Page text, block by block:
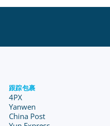
跟踪包裹
4PX
Yanwen
China Post